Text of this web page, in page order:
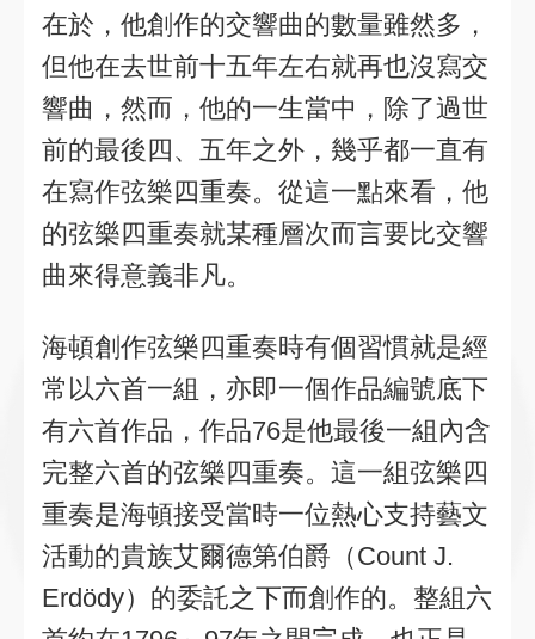
在於，他創作的交響曲的數量雖然多，
但他在去世前十五年左右就再也沒寫交
響曲，然而，他的一生當中，除了過世
前的最後四、五年之外，幾乎都一直有
在寫作弦樂四重奏。從這一點來看，他
的弦樂四重奏就某種層次而言要比交響
曲來得意義非凡。
海頓創作弦樂四重奏時有個習慣就是經
常以六首一組，亦即一個作品編號底下
有六首作品，作品76是他最後一組內含
完整六首的弦樂四重奏。這一組弦樂四
重奏是海頓接受當時一位熱心支持藝文
活動的貴族艾爾德第伯爵（Count J.
Erdödy）的委託之下而創作的。整組六